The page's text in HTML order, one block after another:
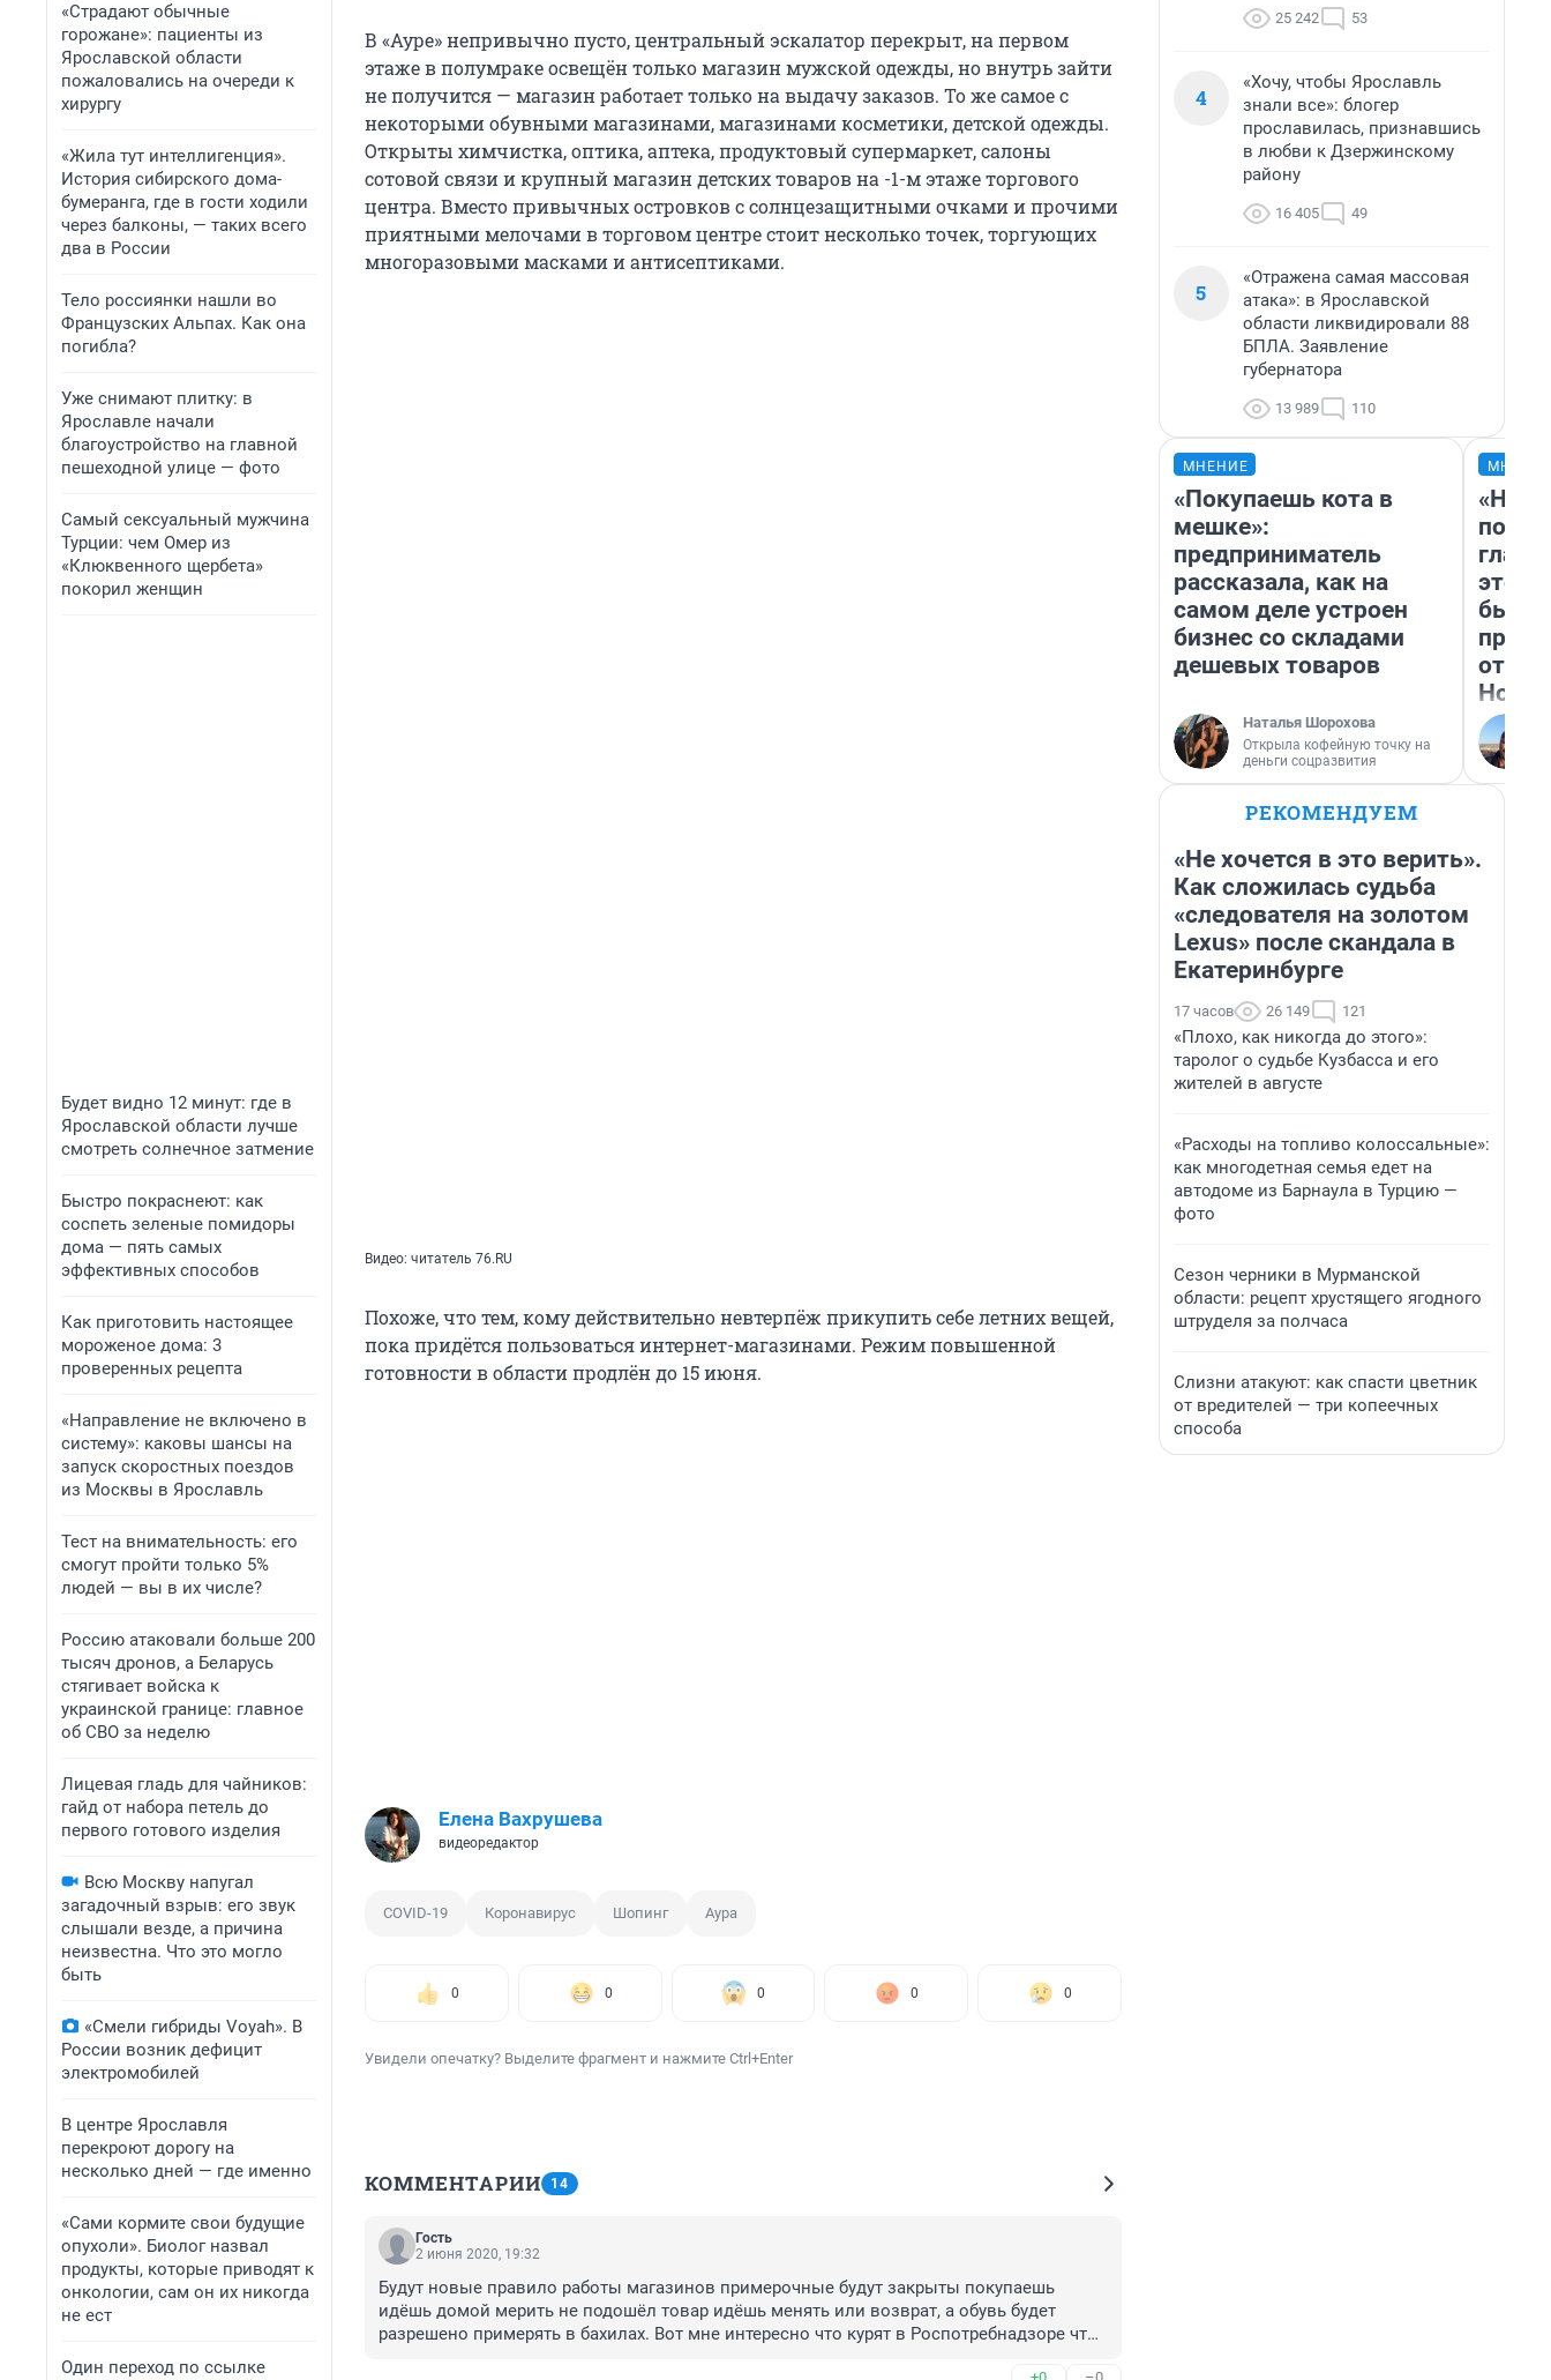
«Страдают обычные
горожане»: пациенты из
Ярославской области
пожаловались на очереди к
хирургу
«Жила тут интеллигенция».
История сибирского дома-
бумеранга, где в гости ходили
через балконы, — таких всего
два в России
Тело россиянки нашли во
Французских Альпах. Как она
погибла?
Уже снимают плитку: в
Ярославле начали
благоустройство на главной
пешеходной улице — фото
Самый сексуальный мужчина
Турции: чем Омер из
«Клюквенного щербета»
покорил женщин
Будет видно 12 минут: где в
Ярославской области лучше
смотреть солнечное затмение
Быстро покраснеют: как
соспеть зеленые помидоры
дома — пять самых
эффективных способов
Как приготовить настоящее
мороженое дома: 3
проверенных рецепта
«Направление не включено в
систему»: каковы шансы на
запуск скоростных поездов
из Москвы в Ярославль
Тест на внимательность: его
смогут пройти только 5%
людей — вы в их числе?
Россию атаковали больше 200
тысяч дронов, а Беларусь
стягивает войска к
украинской границе: главное
об СВО за неделю
Лицевая гладь для чайников:
гайд от набора петель до
первого готового изделия
Всю Москву напугал
загадочный взрыв: его звук
слышали везде, а причина
неизвестна. Что это могло
быть
«Смели гибриды Voyah». В
России возник дефицит
электромобилей
В центре Ярославля
перекроют дорогу на
несколько дней — где именно
«Сами кормите свои будущие
опухоли». Биолог назвал
продукты, которые приводят к
онкологии, сам он их никогда
не ест
Один переход по ссылке
В «Ауре» непривычно пусто, центральный эскалатор перекрыт, на первом
этаже в полумраке освещён только магазин мужской одежды, но внутрь зайти
не получится — магазин работает только на выдачу заказов. То же самое с
некоторыми обувными магазинами, магазинами косметики, детской одежды.
Открыты химчистка, оптика, аптека, продуктовый супермаркет, салоны
сотовой связи и крупный магазин детских товаров на -1-м этаже торгового
центра. Вместо привычных островков с солнцезащитными очками и прочими
приятными мелочами в торговом центре стоит несколько точек, торгующих
многоразовыми масками и антисептиками.
Видео: читатель 76.RU
Похоже, что тем, кому действительно невтерпёж прикупить себе летних вещей,
пока придётся пользоваться интернет-магазинами. Режим повышенной
готовности в области продлён до 15 июня.
Елена Вахрушева
видеоредактор
COVID-19 Коронавирус Шопинг Аура
0 0 0 0 0
Увидели опечатку? Выделите фрагмент и нажмите Ctrl+Enter
КОММЕНТАРИИ 14
Гость
2 июня 2020, 19:32
Будут новые правило работы магазинов примерочные будут закрыты покупаешь
идёшь домой мерить не подошёл товар идёшь менять или возврат, а обувь будет
разрешено примерять в бахилах. Вот мне интересно что курят в Роспотребнадзоре что
25 242 53
4
«Хочу, чтобы Ярославль
знали все»: блогер
прославилась, признавшись
в любви к Дзержинскому
району
16 405 49
5
«Отражена самая массовая
атака»: в Ярославской
области ликвидировали 88
БПЛА. Заявление
губернатора
13 989 110
МНЕНИЕ
«Покупаешь кота в
мешке»:
предприниматель
рассказала, как на
самом деле устроен
бизнес со складами
дешевых товаров
Наталья Шорохова
Открыла кофейную точку на
деньги соцразвития
этого
бьет
РЕКОМЕНДУЕМ
«Не хочется в это верить».
Как сложилась судьба
«следователя на золотом
Lexus» после скандала в
Екатеринбурге
17 часов 26 149 121
«Плохо, как никогда до этого»:
таролог о судьбе Кузбасса и его
жителей в августе
«Расходы на топливо колоссальные»:
как многодетная семья едет на
автодоме из Барнаула в Турцию —
фото
Сезон черники в Мурманской
области: рецепт хрустящего ягодного
штруделя за полчаса
Слизни атакуют: как спасти цветник
от вредителей — три копеечных
способа